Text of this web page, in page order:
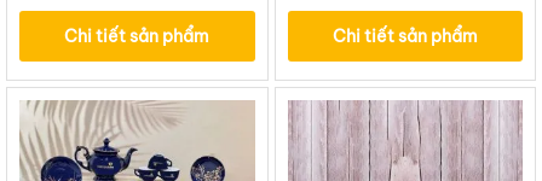
Chi tiết sản phẩm Chi tiết sản phẩm